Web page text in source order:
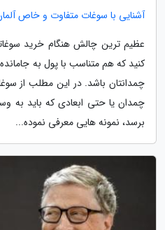
آشنایی با سوغات متفاوت و خاص
عظیم ترین چالش هنگام خرید
کنید که هم متناسب با پول به
چمدانتان باشد. در این مطلب از
چمدان یا حتی ابعادی که باید به
برسد، نمونه هایی معرفی نموده...